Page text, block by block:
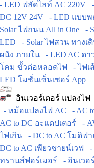
- LED ฟลัดไลท์ AC 220V
DC 12V 24V
- LED แบบ
Solar ไฟถนน All in One
-
LED
- Solar ไฟสวน ทางเ
ผนัง ภายใน
- LED AC ดา
โคม ขั้วต่อหลอดไฟ
- ไฟ
LED โมชั่นเซ็นเซอร์ App
อินเวอร์เตอร์ แปลงไฟ
- หม้อแปลงไฟ AC
- AC
AC to DC อะแดปเตอร์
-
ไฟเกิน
- DC to AC โมดิฟ
DC to AC เพียวชายน์เวฟ
-
ทรานส์ฟอร์เมอร์
- อินเวอ